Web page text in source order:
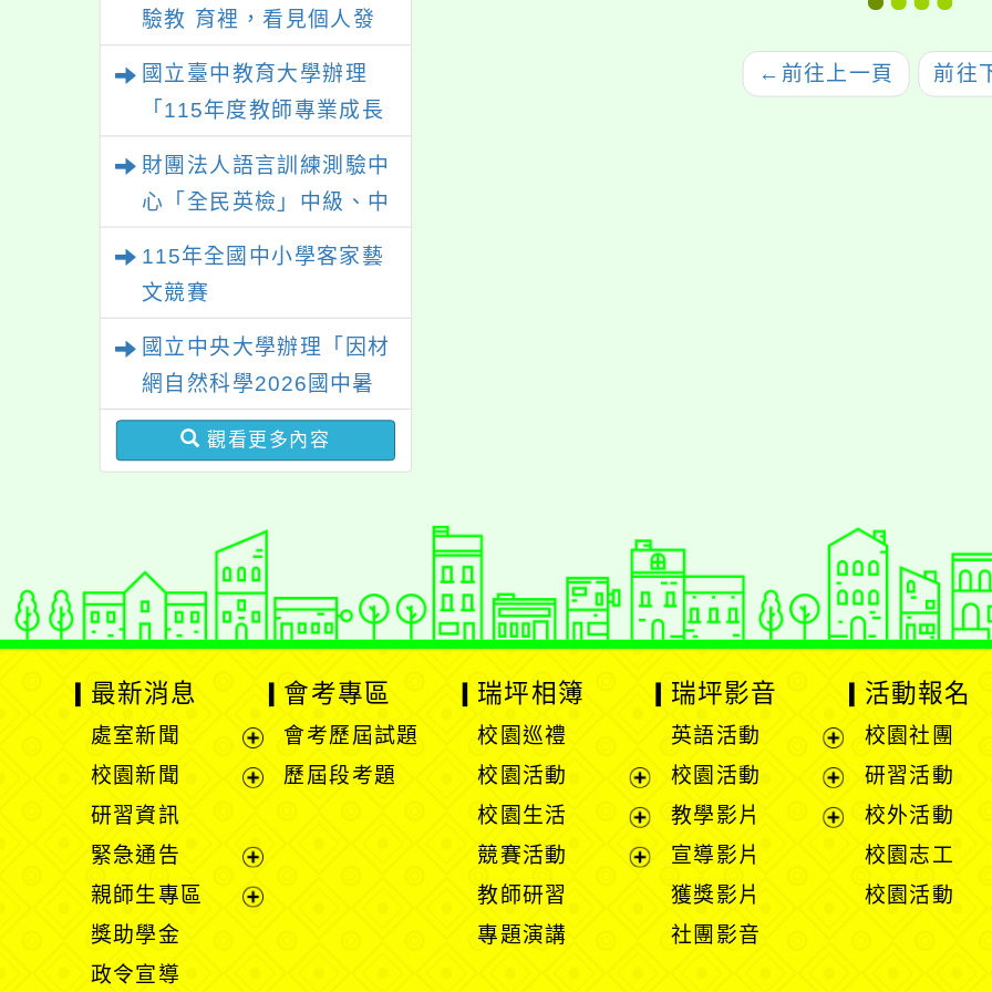
驗教 育裡，看見個人發
展的可能性」
國立臺中教育大學辦理
「115年度教師專業成長
財團法人語言訓練測驗中
心「全民英檢」中級、中
115年全國中小學客家藝
文競賽
國立中央大學辦理「因材
網自然科學2026國中暑
期課程」
觀看更多內容
計與
← 前往上一頁 前往
最新消息
處室新聞
展
單
校園新聞
開
選
單
研習資訊
緊急通告
展
開
親師生專區
獎助學金
政令宣導
會考專區
會考歷屆試題
歷屆段考題
瑞坪相簿
校園巡禮
校園活動
展
開
選
校園生活
展
開
競賽活動
教師研習
專題演講
瑞坪影音
英語活動
展
選
校園活動
展
開
教學影片
宣導影片
獲獎影片
社團影音
活動報名
校園社團
研習活動
校外活動
校園志工
校園活動